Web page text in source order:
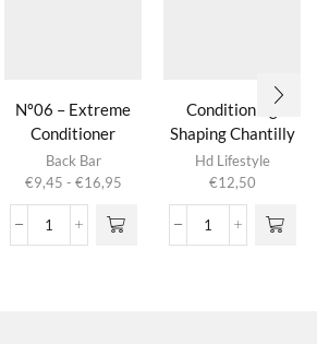
Nº06 – Extreme
Conditioner
Avocado & Wheat
Back Bar
€9,45 - €16,95Prijsklasse:
tot
Nº06
heeft
meerdere
Deze optie
Conditioning
Shaping Chantilly
Hd Lifestyle
€12,50
Conditioning